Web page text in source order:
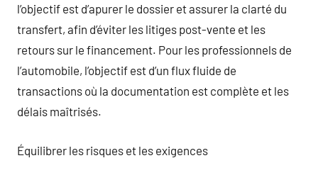
l’objectif est d’apurer le dossier et assurer la clarté du
transfert, afin d’éviter les litiges post-vente et les
retours sur le financement. Pour les professionnels de
l’automobile, l’objectif est d’un flux fluide de
transactions où la documentation est complète et les
délais maîtrisés.
Équilibrer les risques et les exigences